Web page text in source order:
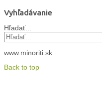
Vyhľadávanie
Hľadať...
www.minoriti.sk
Back to top